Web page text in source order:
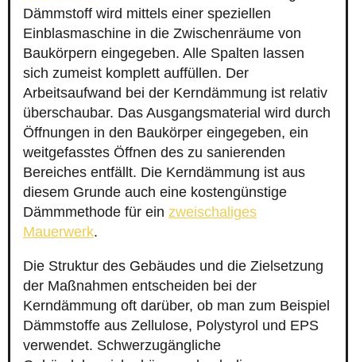
Dämmstoff wird mittels einer speziellen
Einblasmaschine in die Zwischenräume von
Baukörpern eingegeben. Alle Spalten lassen
sich zumeist komplett auffüllen. Der
Arbeitsaufwand bei der Kerndämmung ist relativ
überschaubar. Das Ausgangsmaterial wird durch
Öffnungen in den Baukörper eingegeben, ein
weitgefasstes Öffnen des zu sanierenden
Bereiches entfällt. Die Kerndämmung ist aus
diesem Grunde auch eine kostengünstige
Dämmmethode für ein zweischaliges
Mauerwerk.
Die Struktur des Gebäudes und die Zielsetzung
der Maßnahmen entscheiden bei der
Kerndämmung oft darüber, ob man zum Beispiel
Dämmstoffe aus Zellulose, Polystyrol und EPS
verwendet. Schwerzugängliche